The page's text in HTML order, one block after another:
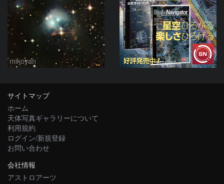
mikoyan
サイトマップ
ホーム
天体写真ギャラリーについて
利用規約
ログイン/新規登録
お問い合わせ
会社情報
アストロアーツ